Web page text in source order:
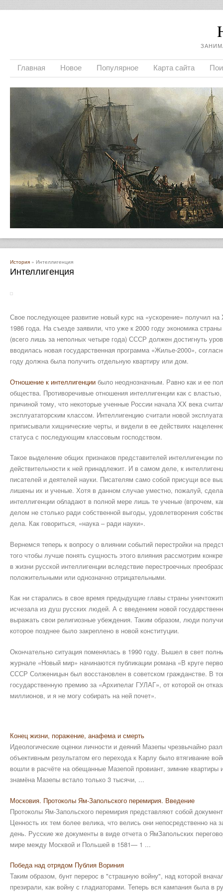
Главная Новое Популярное Карта сайта
История » Интеллигенция
Интеллигенция
Свое последующее развитие новый курс на «ускорение» получил
1986 года. На съезде заявили, что уже к 2000 году экономика
(всего лишь за неполных четыре года) СССР должен достигнуть
вводилась новая государственная программа «Жилье-2000»,
году должна была получить отдельную квартиру или дом.
Отношение к интеллигенции было неоднозначным. Равно как и ее
общества. Противоречивые отношения интеллигенции как с
причиной тому, что некоторые ученные России начала XX века
эксплуататорским классом. Интеллигенцию считали новой
приписывали хищнические черты, и видели в ее действиях
статуса с последующим классовым господством.
Такое выделение общих признаков представителей интеллигенции
действительности к ней принадлежит. И в самом деле, к
писателей и деятелей науки. Писателям само собой присущи все
лишены их и ученые. Хотя в данном случае уместно, пожалуй,
интеллигенции обладают в полной мере лишь те ученые (впрочем,
делом не столько ради собственной выгоды, удовлетворения
дела. Как говориться, «наука – ради науки».
Вернемся теперь к вопросу о влиянии событий перестройки на
того чтобы лучше понять сущность этого влияния рассмотрим
в жизни русской интеллигенции вследствие перестроечных
положительными или однозначно отрицательными.
Как ни старались в свое время предыдущие главы страны
исчезала из душ русских людей. А с введением новой
выражать свои религиозные убеждения. Таким образом, люди
которое позднее было закреплено в новой конституции.
Окончательно ситуация поменялась в 1990 году. Вышел в свет
журнале «Новый мир» начинаются публикации романа «В круге
СССР Солженицын был восстановлен в советском гражданстве. В
государственную премию за «Архипелаг ГУЛАГ», от которой он
миллионов, и я не могу собирать на ней почет».
Конец жизни, поражение, анафема и смерть
Идеологические оценки личности и деяний Мазепы чрезвычайно
объективным результатом его перехода к Карлу было втягивание
вошли в расчёте на обещанные Мазепой провиант, зимние квартиры
знамёна Мазепы встало только 3 тысячи, ...
Московия. Протоколы Ям-Запольского перемирия. Введение
Протоколы Ям-Запольского перемирия представляют собой
Ценность их тем более велика, что велись они непосредственно на
день. Русские же документы в виде отчета о ЯмЗапольских
мире между Москвой и Польшей в 1581— 1 ...
Победа над отрядом Публия Вориния
Таким образом, бунт перерос в "страшную войну", над которой
презирали, как войну с гладиаторами. Теперь вся кампания была в